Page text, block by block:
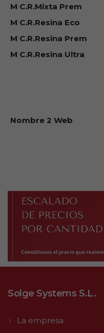
M C.R.Mixta Prem
M C.R.Resina Eco
M C.R.Resina Prem
M C.R.Resina Ultra
Nombre 2 Web
Solge Systems S.L.
La empresa